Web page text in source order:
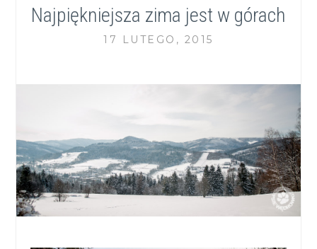
Najpiękniejsza zima jest w górach
17 LUTEGO, 2015